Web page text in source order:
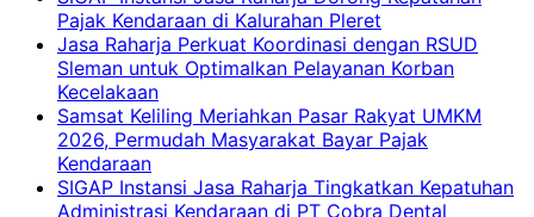
Pajak Kendaraan di Kalurahan Pleret
Jasa Raharja Perkuat Koordinasi dengan RSUD
Sleman untuk Optimalkan Pelayanan Korban
Kecelakaan
Samsat Keliling Meriahkan Pasar Rakyat UMKM
2026, Permudah Masyarakat Bayar Pajak
Kendaraan
SIGAP Instansi Jasa Raharja Tingkatkan Kepatuhan
Administrasi Kendaraan di PT Cobra Dental